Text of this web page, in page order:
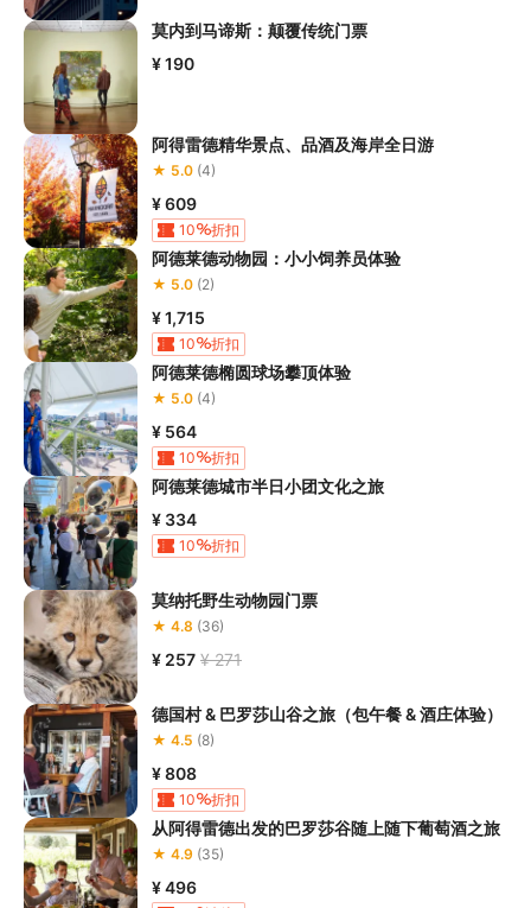
莫内到马谛斯：颠覆传统门票
¥ 190
阿得雷德精华景点、品酒及海岸全日游
★ 5.0 (4)
¥ 609
10 折扣
阿德莱德动物园：小小饲养员体验
★ 5.0 (2)
¥ 1,715
10 折扣
阿德莱德椭圆球场攀顶体验
★ 5.0 (4)
¥ 564
10 折扣
阿德莱德城市半日小团文化之旅
¥ 334
10 折扣
莫纳托野生动物园门票
★ 4.8 (36)
¥ 257 ¥ 271
德国村 & 巴罗莎山谷之旅（包午餐 & 酒庄体验）
★ 4.5 (8)
¥ 808
10 折扣
从阿得雷德出发的巴罗莎谷随上随下葡萄酒之旅
★ 4.9 (35)
¥ 496